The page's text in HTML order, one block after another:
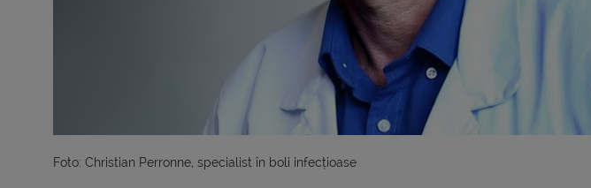
Foto: Christian Perronne, specialist în boli infecțioase